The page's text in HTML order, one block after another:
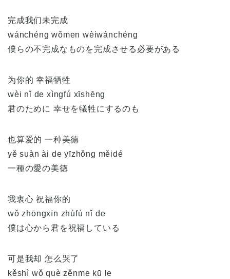
完成我们未完成
wánchéng wǒmen wèiwánchéng
僕らの不完成なものを完成させる必要がある
为你的 幸福牺牲
wèi nǐ de xìngfú xīshēng
君のために 幸せを犠牲にするのも
也算爱的 一种美德
yě suàn ài de yīzhǒng měidé
一種の愛の美徳
我衷心 祝福你的
wǒ zhōngxīn zhùfú nǐ de
僕は心から君を祝福している
可是我却 怎么哭了
kěshì wǒ què zěnme kū le